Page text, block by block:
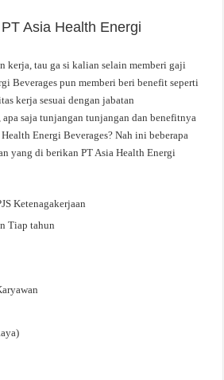
Asia Health Energi
kerja, tau ga si kalian selain memberi gaji
Beverages pun memberi beri benefit seperti
kerja sesuai dengan jabatan
saja tunjangan tunjangan dan benefitnya
Energi Beverages? Nah ini beberapa
yang di berikan PT Asia Health Energi
Ketenagakerjaan
Tiap tahun